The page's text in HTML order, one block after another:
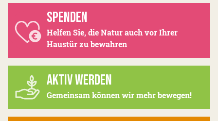
SPENDEN
Helfen Sie, die Natur auch vor Ihrer
Haustür zu bewahren
AKTIV WERDEN
Gemeinsam können wir mehr bewegen!